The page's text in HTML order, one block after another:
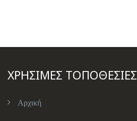
ΧΡΗΣΙΜΕΣ ΤΟΠΟΘΕΣΙΕΣ
Αρχική